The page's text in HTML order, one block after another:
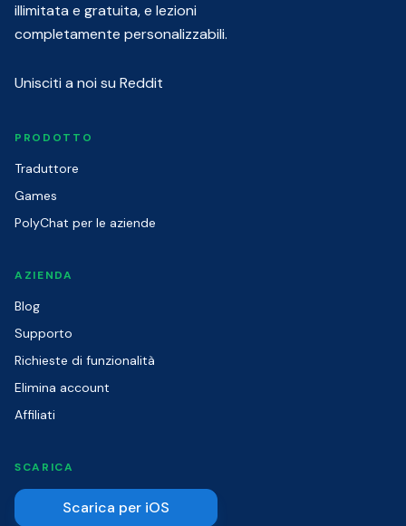
illimitata e gratuita, e lezioni
completamente personalizzabili.
Unisciti a noi su Reddit
PRODOTTO
Traduttore
Games
PolyChat per le aziende
AZIENDA
Blog
Supporto
Richieste di funzionalità
Elimina account
Affiliati
SCARICA
Scarica per iOS